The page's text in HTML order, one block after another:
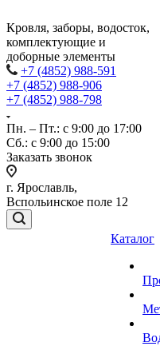
Кровля, заборы, водосток,
комплектующие и
доборные элементы
+7 (4852) 988-591
+7 (4852) 988-906
+7 (4852) 988-798
Пн. – Пт.: с 9:00 до 17:00
Сб.: с 9:00 до 15:00
Заказать звонок
г. Ярославль,
Вспольинское поле 12
Каталог